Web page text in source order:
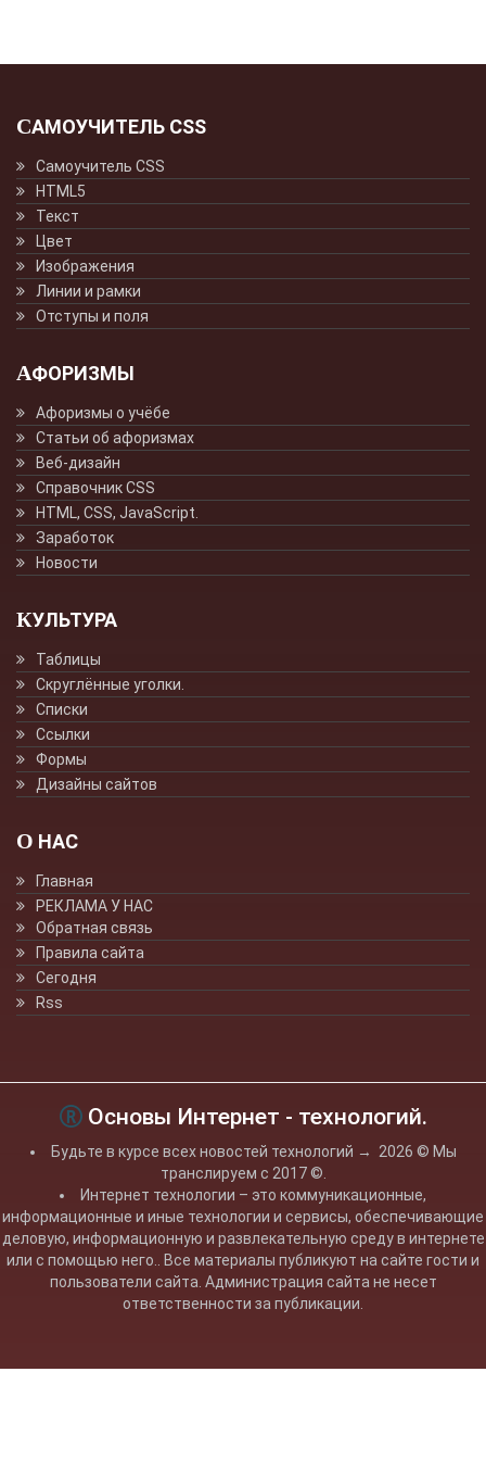
САМОУЧИТЕЛЬ CSS
Самоучитель CSS
HTML5
Текст
Цвет
Изображения
Линии и рамки
Отступы и поля
АФОРИЗМЫ
Афоризмы о учёбе
Статьи об афоризмах
Веб-дизайн
Справочник CSS
HTML, CSS, JavaScript.
Заработок
Новости
КУЛЬТУРА
Таблицы
Скруглённые уголки.
Списки
Ссылки
Формы
Дизайны сайтов
О НАС
Главная
РЕКЛАМА У НАС
Обратная связь
Правила сайта
Сегодня
Rss
Основы Интернет - технологий.
Будьте в курсе всех новостей технологий → 2026 © Мы
транслируем с 2017 ©.
Интернет технологии – это коммуникационные,
информационные и иные технологии и сервисы, обеспечивающие
деловую, информационную и развлекательную среду в интернете
или с помощью него.. Все материалы публикуют на сайте гости и
пользователи сайта. Администрация сайта не несет
ответственности за публикации.